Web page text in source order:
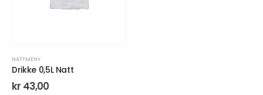
NATTMENY
Drikke 0,5L Natt
kr 43,00